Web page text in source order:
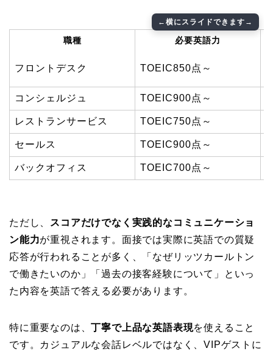
職種 必要英語力
フロントデスク TOEIC850点～
コンシェルジュ TOEIC900点～
レストランサービス TOEIC750点～
セールス TOEIC900点～
バックオフィス TOEIC700点～
ただし、
スコアだけでなく実践的なコミュニケーショ
ン能力が重視されます。面接では実際に英語での質疑
応答が行われることが多く、「なぜリッツカールトン
で働きたいのか」「過去の接客経験について」といっ
た内容を英語で答える必要があります。
特に重要なのは、丁寧で上品な英語表現を使えること
です。カジュアルな会話レベルではなく、VIPゲストに